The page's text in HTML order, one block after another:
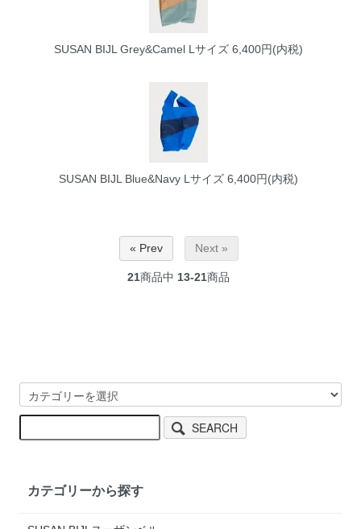
SUSAN BIJL Grey&Camel Lサイズ 6,400円(内税)
SUSAN BIJL Blue&Navy Lサイズ 6,400円(内税)
« Prev Next »
21商品中 13-21商品
SEARCH
カテゴリーから探す